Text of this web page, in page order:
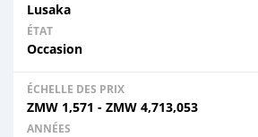
Lusaka
ÉTAT
Occasion
ÉCHELLE DES PRIX
ZMW 1,571 - ZMW 4,713,053
ANNÉES